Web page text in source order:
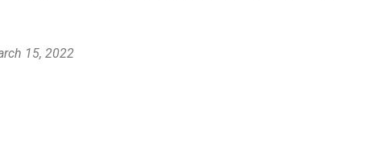
15, 2022